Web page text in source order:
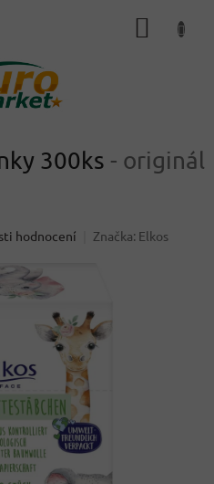
300ks - originál
hodnocení Značka: Elkos